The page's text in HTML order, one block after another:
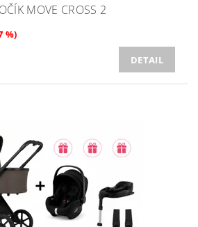
MOVE CROSS 2
%)
DETAIL